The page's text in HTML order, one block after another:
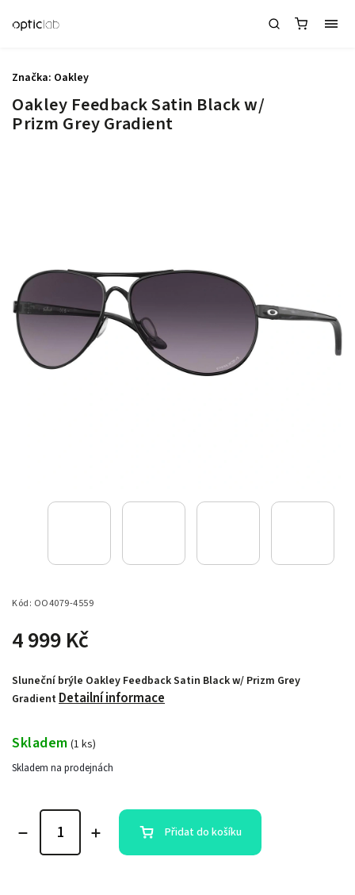
Oakley Feedback Satin Black w/
Prizm Grey Gradient
Kód: OO4079-4559
4 999 Kč
Sluneční brýle Oakley Feedback Satin Black w/ Prizm Grey
GradientDetailní informace
Značka: Oakley
Skladem (1 ks)
Skladem na prodejnách
Přidat do košíku